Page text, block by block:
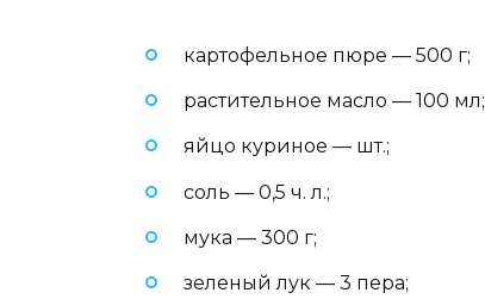
картофельное пюре — 500 г;
растительное масло — 100 мл;
яйцо куриное — шт.;
соль — 0,5 ч. л.;
мука — 300 г;
зеленый лук — 3 пера;